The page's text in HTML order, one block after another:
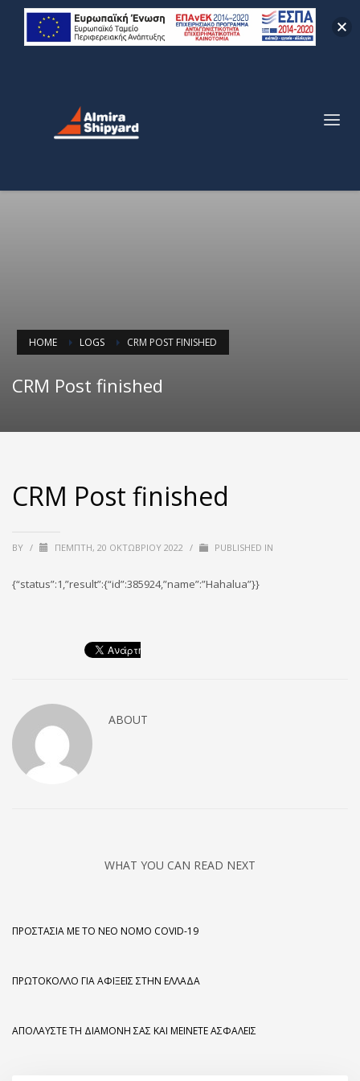
HOME LOGS CRM POST FINISHED
CRM Post finished
CRM Post finished
BY / ΠΈΜΠΤΗ, 20 ΟΚΤΩΒΡΊΟΥ 2022 / PUBLISHED IN
{“status”:1,”result”:{“id”:385924,”name”:”Hahalua”}}
ABOUT
WHAT YOU CAN READ NEXT
ΠΡΟΣΤΑΣΊΑ ΜΕ ΤΟ ΝΈΟ ΝΌΜΟ COVID-19
ΠΡΩΤΌΚΟΛΛΟ ΓΙΑ ΑΦΊΞΕΙΣ ΣΤΗΝ ΕΛΛΆΔΑ
ΑΠΟΛΑΎΣΤΕ ΤΗ ΔΙΑΜΟΝΉ ΣΑΣ ΚΑΙ ΜΕΊΝΕΤΕ ΑΣΦΑΛΕΊΣ